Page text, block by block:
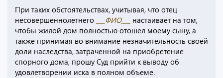
При таких обстоятельствах, учитывая, что отец
несовершеннолетнего
___ФИО___ настаивает на том,
чтобы жилой дом полностью отошел моему сыну, а
также принимая во внимание незначительность своей
доли наследства, затраченной на приобретение
спорного дома, прошу Суд прийти к выводу об
удовлетворении иска в полном объеме.